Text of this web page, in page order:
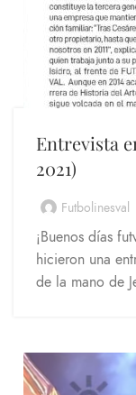
Entrevista
2021)
Futbolinesval
¡Buenos días
hicieron una
de la mano de